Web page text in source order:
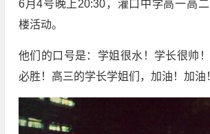
6月4号晚上20:30，灌口中学高一高
楼活动。
他们的口号是：学姐很水！学长很帅
必胜！高三的学长学姐们，加油！加油